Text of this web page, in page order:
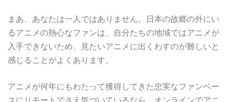
まあ、あなたは一人ではありません。日本の故郷の外にい
るアニメの熱心なファンは、自分たちの地域ではアニメが
入手できないため、見たいアニメに出くわすのが難しいと
感じることがよくあります。
アニメが何年にもわたって獲得してきた忠実なファンベー